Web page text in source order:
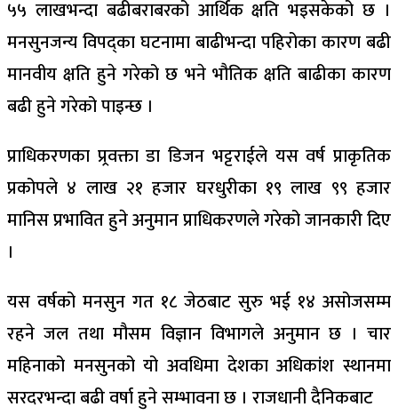
५५ लाखभन्दा बढीबराबरको आर्थिक क्षति भइसकेको छ ।
मनसुनजन्य विपद्का घटनामा बाढीभन्दा पहिरोका कारण बढी
मानवीय क्षति हुने गरेको छ भने भौतिक क्षति बाढीका कारण
बढी हुने गरेको पाइन्छ ।
प्राधिकरणका प्र्रवक्ता डा डिजन भट्टराईले यस वर्ष प्राकृतिक
प्रकोपले ४ लाख २१ हजार घरधुरीका १९ लाख ९९ हजार
मानिस प्रभावित हुने अनुमान प्राधिकरणले गरेको जानकारी दिए
।
यस वर्षको मनसुन गत १८ जेठबाट सुरु भई १४ असोजसम्म
रहने जल तथा मौसम विज्ञान विभागले अनुमान छ । चार
महिनाको मनसुनको यो अवधिमा देशका अधिकांश स्थानमा
सरदरभन्दा बढी वर्षा हुने सम्भावना छ । राजधानी दैनिकबाट